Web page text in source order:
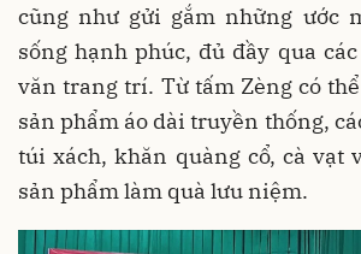
cũng như gửi gắm những ước
sống hạnh phúc, đủ đầy qua
văn trang trí. Từ tấm Zèng có
sản phẩm áo dài truyền thống,
túi xách, khăn quàng cổ, cà vạt
sản phẩm làm quà lưu niệm.